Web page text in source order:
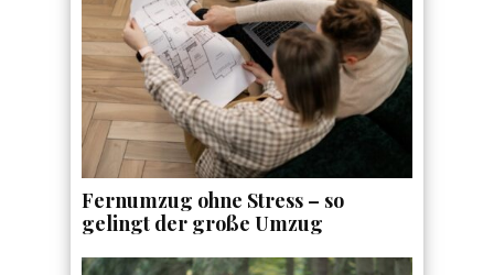
Fernumzug ohne Stress – so
gelingt der große Umzug